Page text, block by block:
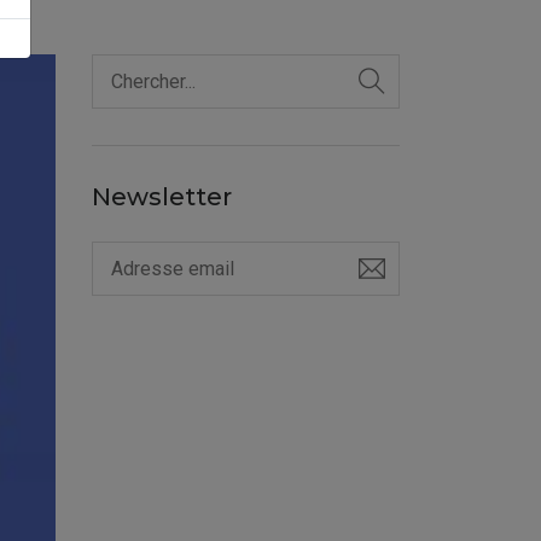
Newsletter